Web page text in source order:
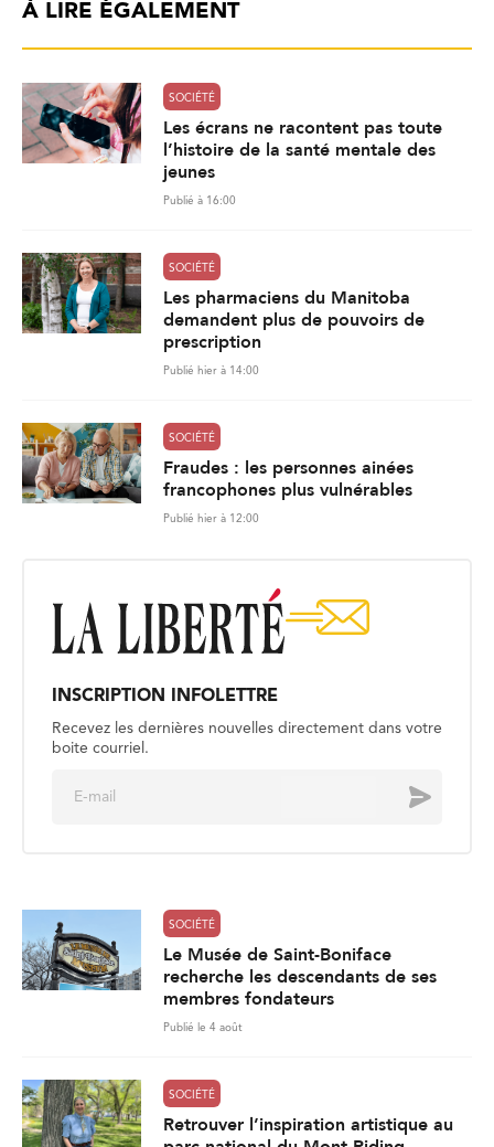
À LIRE ÉGALEMENT
SOCIÉTÉ
Les écrans ne racontent pas toute
l’histoire de la santé mentale des
jeunes
Publié à 16:00
SOCIÉTÉ
Les pharmaciens du Manitoba
demandent plus de pouvoirs de
prescription
Publié hier à 14:00
SOCIÉTÉ
Fraudes : les personnes ainées
francophones plus vulnérables
Publié hier à 12:00
INSCRIPTION INFOLETTRE
Recevez les dernières nouvelles directement dans votre
boite courriel.
Envoyer
SOCIÉTÉ
Le Musée de Saint-Boniface
recherche les descendants de ses
membres fondateurs
Publié le 4 août
SOCIÉTÉ
Retrouver l’inspiration artistique au